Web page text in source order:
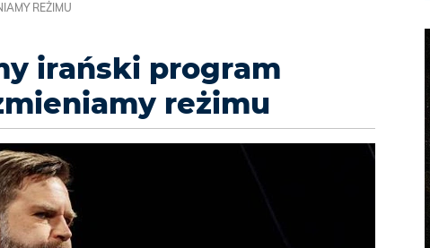
REŻIMU
irański program
reżimu